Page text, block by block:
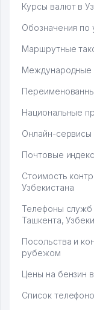
Курсы валют в
Обозначения по
Маршрутные
Международные
Национальные
Онлайн-сервисы
Почтовые
Стоимость
Узбекистана
Телефоны служб
Ташкента,
Посольства и
рубежом
Цены на бензин
Список